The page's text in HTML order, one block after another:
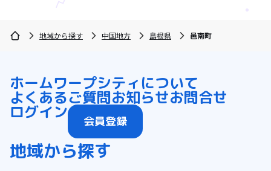
地域から探す 中国地方 島根県 邑南町
ホームワープシティについて
よくあるご質問お知らせお問合せ
ログイン 会員登録
地域から探す